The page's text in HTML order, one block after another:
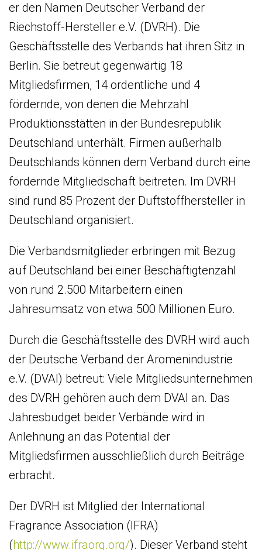
er den Namen Deutscher Verband der
Riechstoff-Hersteller e.V. (DVRH). Die
Geschäftsstelle des Verbands hat ihren Sitz in
Berlin. Sie betreut gegenwärtig 18
Mitgliedsfirmen, 14 ordentliche und 4
fördernde, von denen die Mehrzahl
Produktionsstätten in der Bundesrepublik
Deutschland unterhält. Firmen außerhalb
Deutschlands können dem Verband durch eine
fördernde Mitgliedschaft beitreten. Im DVRH
sind rund 85 Prozent der Duftstoffhersteller in
Deutschland organisiert.
Die Verbandsmitglieder erbringen mit Bezug
auf Deutschland bei einer Beschäftigtenzahl
von rund 2.500 Mitarbeitern einen
Jahresumsatz von etwa 500 Millionen Euro.
Durch die Geschäftsstelle des DVRH wird auch
der Deutsche Verband der Aromenindustrie
e.V. (DVAI) betreut: Viele Mitgliedsunternehmen
des DVRH gehören auch dem DVAI an. Das
Jahresbudget beider Verbände wird in
Anlehnung an das Potential der
Mitgliedsfirmen ausschließlich durch Beiträge
erbracht.
Der DVRH ist Mitglied der International
Fragrance Association (IFRA)
(http://www.ifraorg.org/). Dieser Verband steht